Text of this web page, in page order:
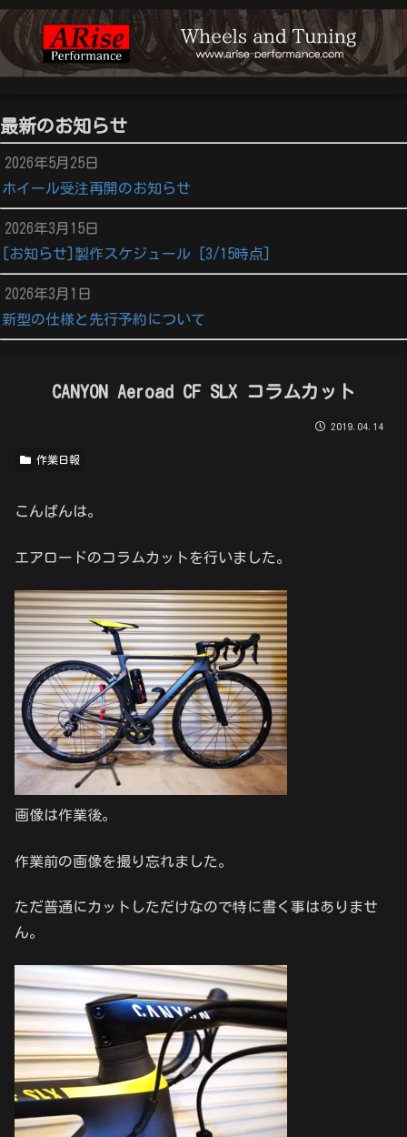
最新のお知らせ
2026年5月25日
ホイール受注再開のお知らせ
2026年3月15日
[お知らせ]製作スケジュール [3/15時点]
2026年3月1日
新型の仕様と先行予約について
CANYON Aeroad CF SLX コラムカット
2019.04.14
作業日報
こんばんは。
エアロードのコラムカットを行いました。
画像は作業後。
作業前の画像を撮り忘れました。
ただ普通にカットしただけなので特に書く事はありませ
ん。